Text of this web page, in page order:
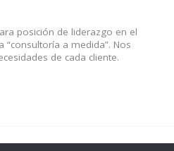
posición de liderazgo en el
“consultoría a medida”. Nos
de cada cliente.